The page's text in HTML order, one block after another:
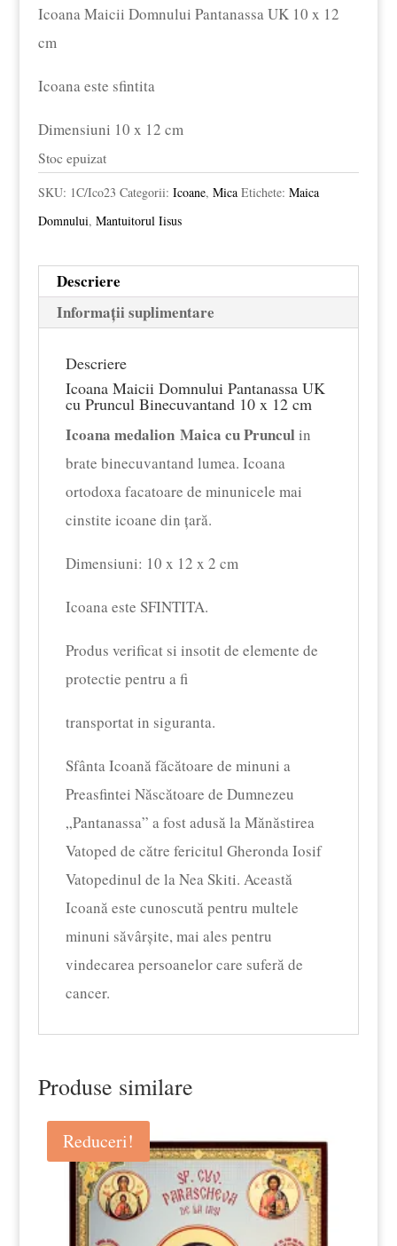
Icoana Maicii Domnului Pantanassa UK 10 x 12
cm
Icoana este sfintita
Dimensiuni 10 x 12 cm
Stoc epuizat
SKU: 1C/Ico23 Categorii: Icoane, Mica Etichete: Maica
Domnului, Mantuitorul Iisus
Descriere
Informații suplimentare
Descriere
Icoana Maicii Domnului Pantanassa UK
cu Pruncul Binecuvantand 10 x 12 cm
Icoana medalion Maica cu Prunculin
brate binecuvantand lumea. Icoana
ortodoxa facatoare de minunicele mai
cinstite icoane din țară.
Dimensiuni: 10 x 12 x 2 cm
Icoana este SFINTITA.
Produs verificat si insotit de elemente de
protectie pentru a fi
transportat in siguranta.
Sfânta Icoană făcătoare de minuni a
Preasfintei Născătoare de Dumnezeu
„Pantanassa” a fost adusă la Mănăstirea
Vatoped de către fericitul Gheronda Iosif
Vatopedinul de la Nea Skiti. Această
Icoană este cunoscută pentru multele
minuni săvârșite, mai ales pentru
vindecarea persoanelor care suferă de
cancer.
Produse similare
Reduceri!